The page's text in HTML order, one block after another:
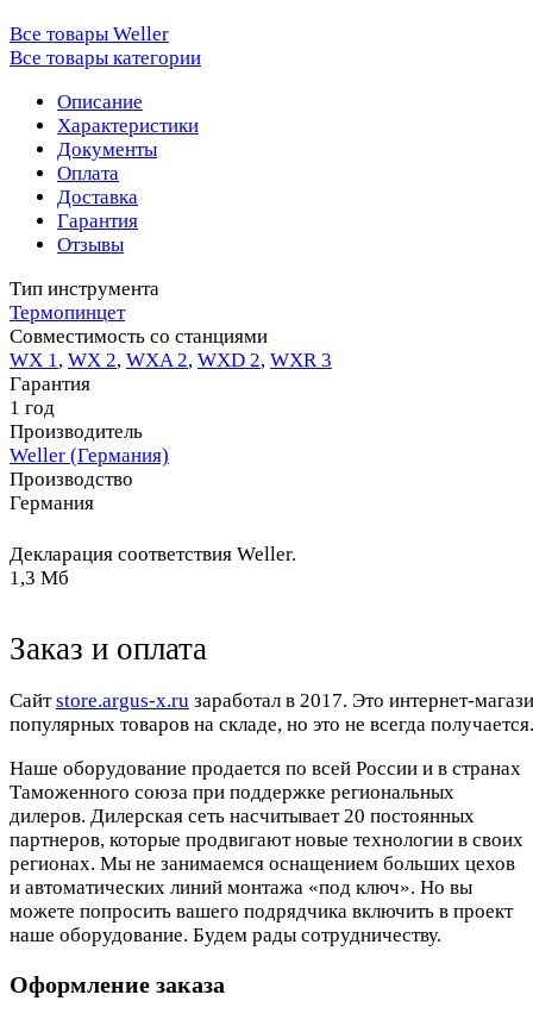
Все товары Weller
Все товары категории
Описание
Характеристики
Документы
Оплата
Доставка
Гарантия
Отзывы
Тип инструмента
Термопинцет
Совместимость со станциями
WX 1, WX 2, WXA 2, WXD 2, WXR 3
Гарантия
1 год
Производитель
Weller (Германия)
Производство
Германия
Декларация соответствия Weller.
1,3 Мб
Заказ и оплата
Cайтstore.argus-x.ru заработал в 2017. Это интернет-
популярных товаров на складе, но это не всегда
Наше оборудование продается по всей России и в странах
Таможенного союза при поддержке региональных
дилеров. Дилерская сеть насчитывает 20 постоянных
партнеров, которые продвигают новые технологии в своих
регионах. Мы не занимаемся оснащением больших цехов
и автоматических линий монтажа «под ключ». Но вы
можете попросить вашего подрядчика включить в проект
наше оборудование. Будем рады сотрудничеству.
Оформление заказа